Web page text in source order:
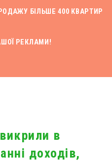
БІЛЬШЕ 400 КВАРТИР
РЕКЛАМИ!
в
доходів,